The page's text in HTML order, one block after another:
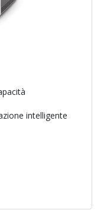
intelligente